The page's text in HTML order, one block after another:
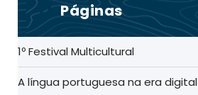
Páginas
1º Festival Multicultural
A língua portuguesa na era digital